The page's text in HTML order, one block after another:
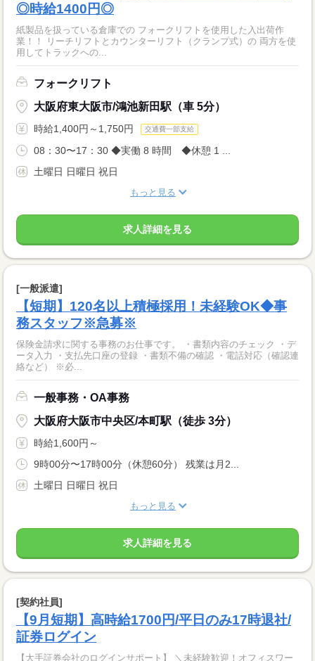
◎時給1400円◎
紙製品を扱っている倉庫での フォークリフトを使用した入出荷作
業！！ リーチリフトとカウンターリフト（クランプ式）の 両方を使
用してトラックへの...
フォークリフト
大阪府東大阪市/鴻池新田駅（車 5分）
時給1,400円～1,750円 交通費一部支給
08：30〜17：30 ◆実働 8 時間 ◆休憩 1 ...
土曜日 日曜日 祝日
もっと見る
求人詳細を見る
[一般派遣]
【短期】120名以上積極採用！未経験OK◆事
務スタッフ※急募※
保険金請求に関する事務のお仕事です。 ・書類内容のチェック ・デ
ータ入力 ・支払先口座の登録 ・書類不備の確認 ・電話対応（確認連
絡など） ※必...
一般事務・OA事務
大阪府大阪市中央区/本町駅（徒歩 3分）
時給1,600円～
9時00分〜17時00分（休憩60分） 残業は月2...
土曜日 日曜日 祝日
もっと見る
求人詳細を見る
[契約社員]
【9月短期】高時給1700円/平日のみ17時退社/
証券ログイン
【大手証券会社のログインサポート】 ＼未経験歓迎！オフィスワー